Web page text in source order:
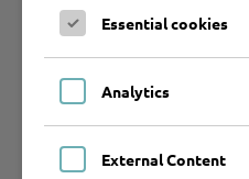
Essential cookies
Analytics
External Content